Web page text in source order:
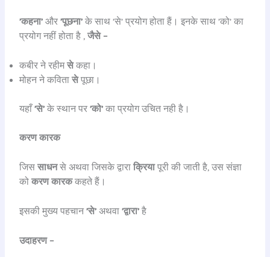
’कहना’और’पूछना’ के साथ ’से’ प्रयोग होता हैं। इनके साथ ’को’ का
प्रयोग नहीं होता है ,जैसे –
कबीर ने रहीमसेकहा।
मोहन ने कवितासेपूछा।
यहाँ’से’ के स्थान पर’को’ का प्रयोग उचित नही है।
करण कारक
जिससाधनसे अथवा जिसके द्वाराक्रियापूरी की जाती है, उस संज्ञा
कोकरण कारककहते हैं।
इसकी मुख्य पहचान’से’ अथवा’द्वारा’ है
उदाहरण –